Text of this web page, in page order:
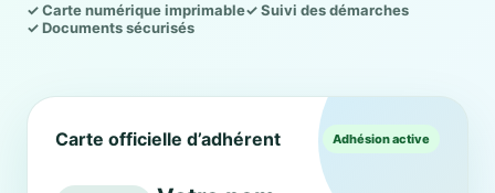
✓ Carte numérique imprimable✓ Suivi des démarches
✓ Documents sécurisés
Carte officielle d’adhérent Adhésion active